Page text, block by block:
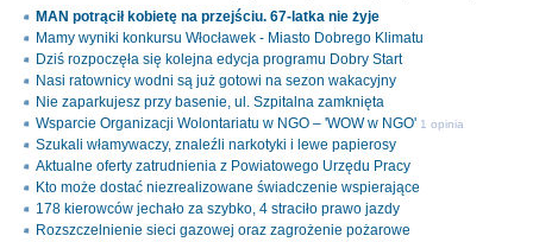
MAN potrącił kobietę na przejściu. 67-latka nie żyje
Mamy wyniki konkursu Włocławek - Miasto Dobrego Klimatu
Dziś rozpoczęła się kolejna edycja programu Dobry Start
Nasi ratownicy wodni są już gotowi na sezon wakacyjny
Nie zaparkujesz przy basenie, ul. Szpitalna zamknięta
Wsparcie Organizacji Wolontariatu w NGO – 'WOW w NGO' 1 opinia
Szukali włamywaczy, znaleźli narkotyki i lewe papierosy
Aktualne oferty zatrudnienia z Powiatowego Urzędu Pracy
Kto może dostać niezrealizowane świadczenie wspierające
178 kierowców jechało za szybko, 4 straciło prawo jazdy
Rozszczelnienie sieci gazowej oraz zagrożenie pożarowe